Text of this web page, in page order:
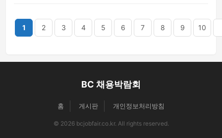
1 2 3 4 5 6 7 8 9 10
BC 채용박람회
홈 게시판 개인정보처리방침
© 2026 bcjobfair.co.kr. All rights reserved.